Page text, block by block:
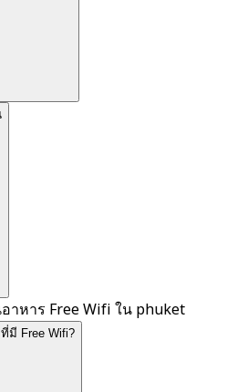
าหาร Free Wifi ใน phuket
มี Free Wifi?